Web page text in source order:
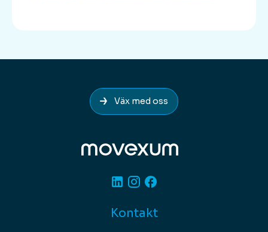
Väx med oss
LinkedinInstagram
Kontakt